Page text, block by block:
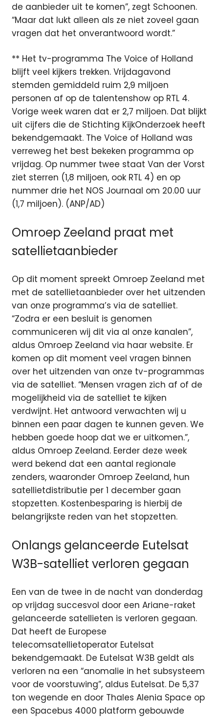
de aanbieder uit te komen”, zegt Schoonen.
“Maar dat lukt alleen als ze niet zoveel gaan
vragen dat het onverantwoord wordt.”
** Het tv-programma The Voice of Holland
blijft veel kijkers trekken. Vrijdagavond
stemden gemiddeld ruim 2,9 miljoen
personen af op de talentenshow op RTL 4.
Vorige week waren dat er 2,7 miljoen. Dat blijkt
uit cijfers die de Stichting KijkOnderzoek heeft
bekendgemaakt. The Voice of Holland was
verreweg het best bekeken programma op
vrijdag. Op nummer twee staat Van der Vorst
ziet sterren (1,8 miljoen, ook RTL 4) en op
nummer drie het NOS Journaal om 20.00 uur
(1,7 miljoen). (ANP/AD)
Omroep Zeeland praat met
satellietaanbieder
Op dit moment spreekt Omroep Zeeland met
met de satellietaanbieder over het uitzenden
van onze programma’s via de satelliet.
“Zodra er een besluit is genomen
communiceren wij dit via al onze kanalen”,
aldus Omroep Zeeland via haar website. Er
komen op dit moment veel vragen binnen
over het uitzenden van onze tv-programmas
via de satelliet. “Mensen vragen zich af of de
mogelijkheid via de satelliet te kijken
verdwijnt. Het antwoord verwachten wij u
binnen een paar dagen te kunnen geven. We
hebben goede hoop dat we er uitkomen.”,
aldus Omroep Zeeland. Eerder deze week
werd bekend dat een aantal regionale
zenders, waaronder Omroep Zeeland, hun
satellietdistributie per 1 december gaan
stopzetten. Kostenbesparing is hierbij de
belangrijkste reden van het stopzetten.
Onlangs gelanceerde Eutelsat
W3B-satelliet verloren gegaan
Een van de twee in de nacht van donderdag
op vrijdag succesvol door een Ariane-raket
gelanceerde satellieten is verloren gegaan.
Dat heeft de Europese
telecomsatellietoperator Eutelsat
bekendgemaakt. De Eutelsat W3B geldt als
verloren na een “anomalie in het subsysteem
voor de voorstuwing”, aldus Eutelsat. De 5,37
ton wegende en door Thales Alenia Space op
een Spacebus 4000 platform gebouwde